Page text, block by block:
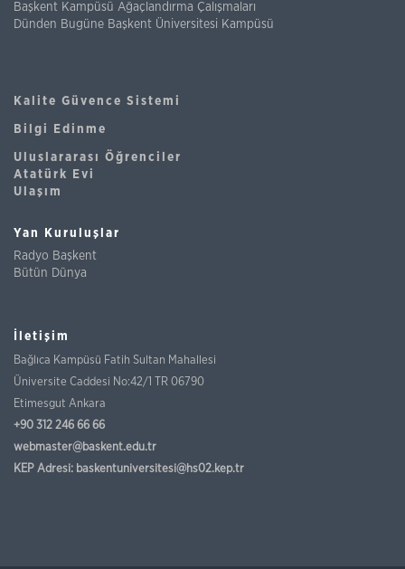
Başkent Kampüsü Ağaçlandırma Çalışmaları
Dünden Bugüne Başkent Üniversitesi Kampüsü
Kalite Güvence Sistemi
Bilgi Edinme
Uluslararası Öğrenciler
Atatürk Evi
Ulaşım
Yan Kuruluşlar
Radyo Başkent
Bütün Dünya
İletişim
Bağlıca Kampüsü Fatih Sultan Mahallesi
Üniversite Caddesi No:42/1 TR 06790
Etimesgut Ankara
+90 312 246 66 66
webmaster@baskent.edu.tr
KEP Adresi: baskentuniversitesi@hs02.kep.tr